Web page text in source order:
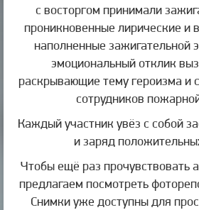
с восторгом принимали
проникновенные лирические и
наполненные зажигательной
эмоциональный отклик
раскрывающие тему героизма и
сотрудников
Каждый участник увёз с собой
и заряд
Чтобы ещё раз прочувствовать
предлагаем посмотреть
Снимки уже доступны для